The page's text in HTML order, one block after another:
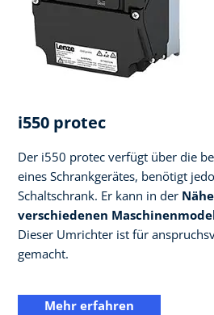
i550 protec
Der i550 protec verfügt über die
eines Schrankgerätes, benötigt
Schaltschrank. Er kann in der
verschiedenen
Dieser Umrichter ist für
gemacht.
Mehr erfahren